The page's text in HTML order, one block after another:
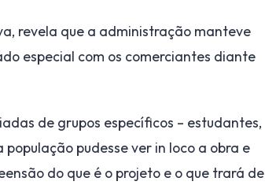
revela que a administração manteve
especial com os comerciantes diante
de grupos específicos – estudantes,
pudesse ver in loco a obra e
do que é o projeto e o que trará de